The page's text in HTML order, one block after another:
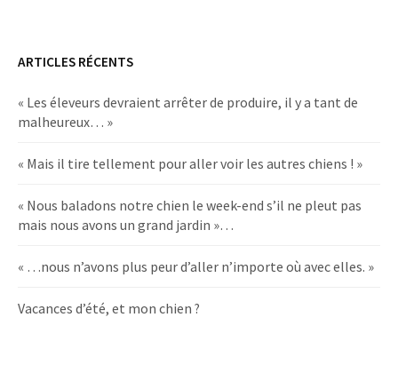
ARTICLES RÉCENTS
« Les éleveurs devraient arrêter de produire, il y a tant de
malheureux… »
« Mais il tire tellement pour aller voir les autres chiens ! »
« Nous baladons notre chien le week-end s’il ne pleut pas
mais nous avons un grand jardin »…
« …nous n’avons plus peur d’aller n’importe où avec elles. »
Vacances d’été, et mon chien ?